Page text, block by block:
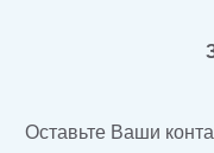
Оставьте Ваши